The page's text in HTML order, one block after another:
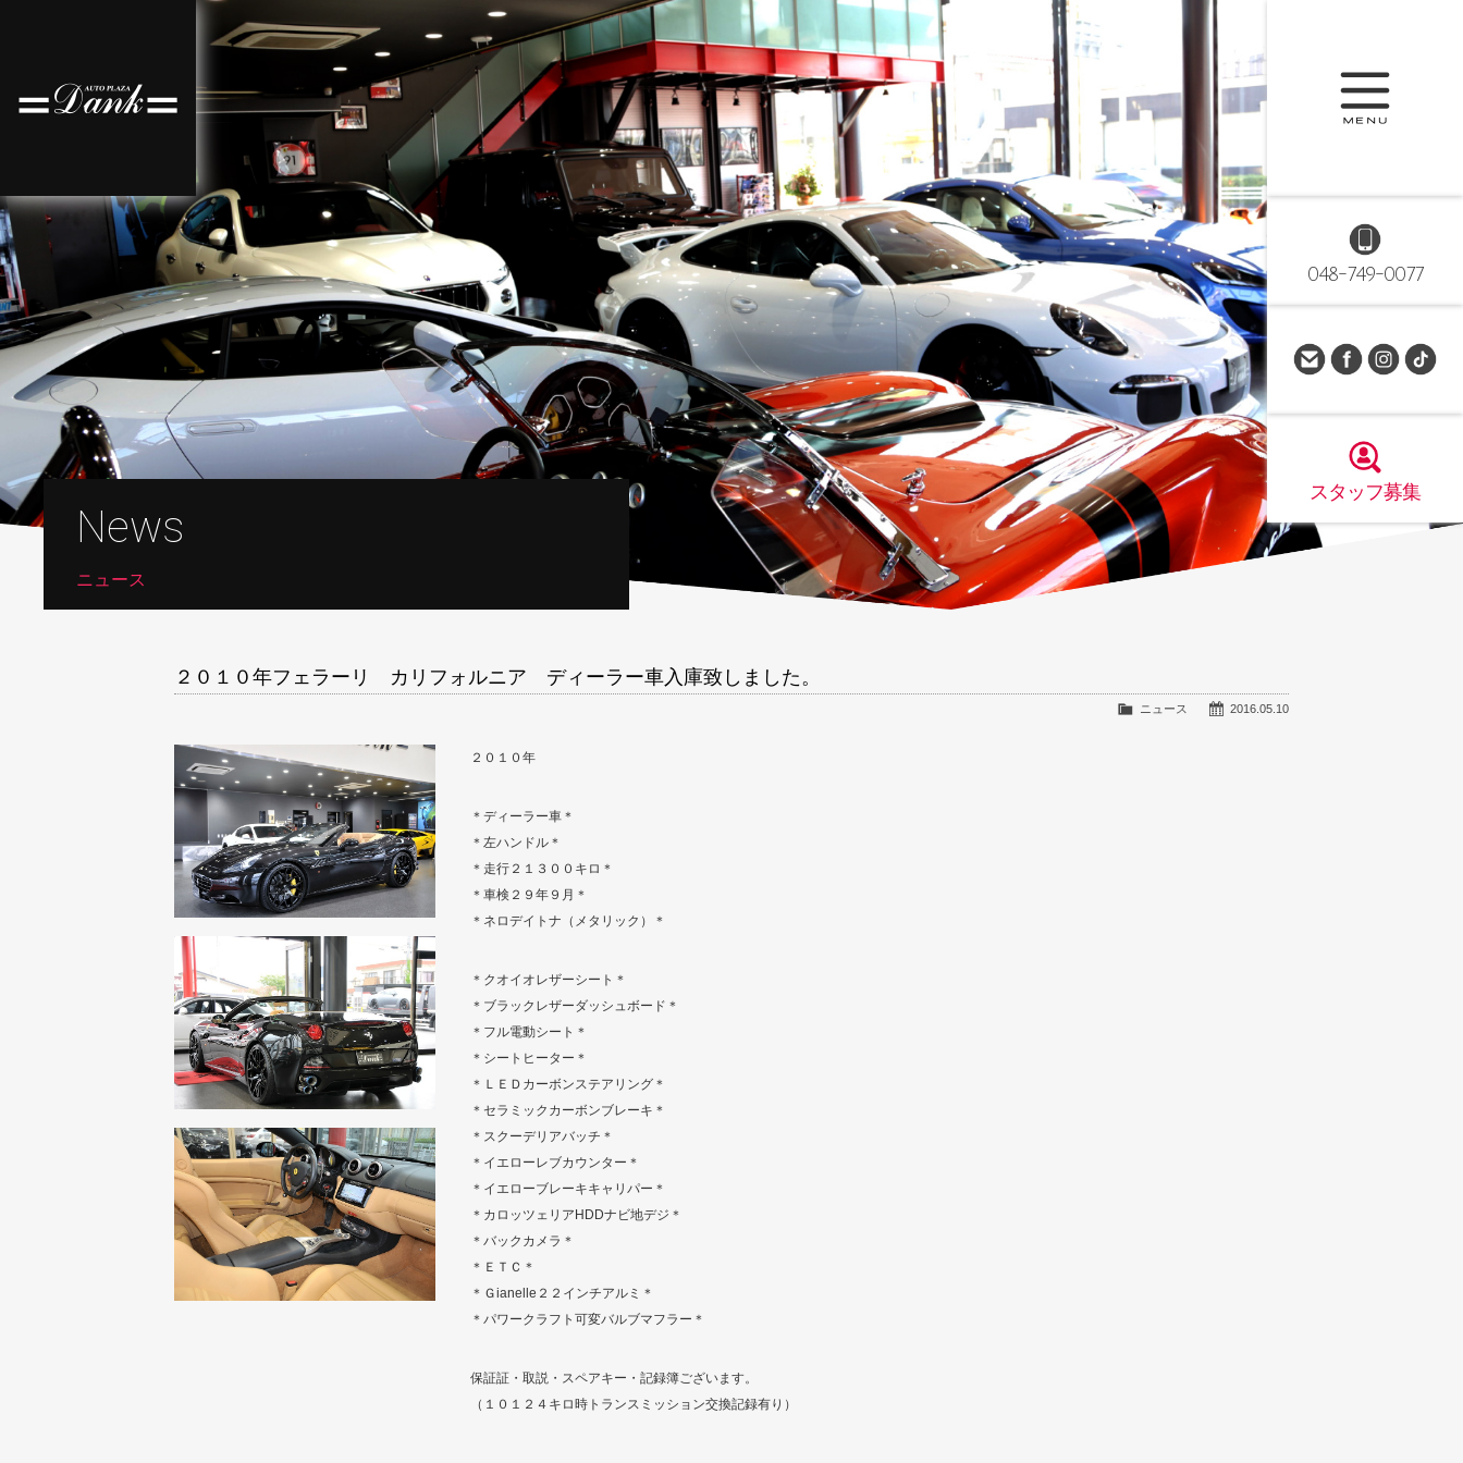
048-749-0077
スタッフ募集
News
ニュース
２０１０年フェラーリ カリフォルニア ディーラー車入庫致しました。
2016.05.10
ニュース
２０１０年
＊ディーラー車＊
＊左ハンドル＊
＊走行２１３００キロ＊
＊車検２９年９月＊
＊ネロデイトナ（メタリック）＊
＊クオイオレザーシート＊
＊ブラックレザーダッシュボード＊
＊フル電動シート＊
＊シートヒーター＊
＊ＬＥＤカーボンステアリング＊
＊セラミックカーボンブレーキ＊
＊スクーデリアバッチ＊
＊イエローレブカウンター＊
＊イエローブレーキキャリパー＊
＊カロッツェリアHDDナビ地デジ＊
＊バックカメラ＊
＊ＥＴＣ＊
＊Ｇianelle２２インチアルミ＊
＊パワークラフト可変バルブマフラー＊
保証証・取説・スペアキー・記録簿ございます。
（１０１２４キロ時トランスミッション交換記録有り）